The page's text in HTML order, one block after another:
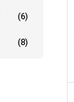
(6)
(8)